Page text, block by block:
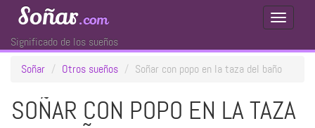
Toggle
Soñar.com
Significado de los sueños
Soñar
Otros sueños Soñar con popo en la taza del baño
SOÑAR CON POPO EN LA TAZA